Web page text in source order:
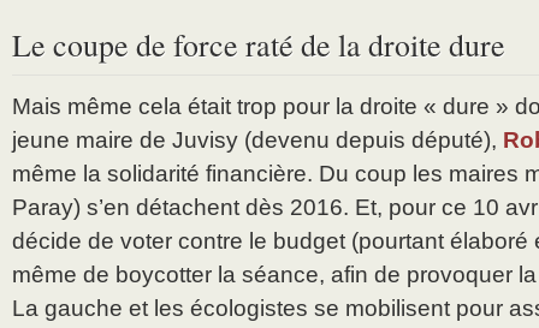
Le coupe de force raté de la droite dure
Mais même cela était trop pour la droite « dure »
jeune maire de Juvisy (devenu depuis député),
même la solidarité financière. Du coup les maires
Paray) s’en détachent dès 2016. Et, pour ce 10
décide de voter contre le budget (pourtant élaboré
même de boycotter la séance, afin de provoquer
La gauche et les écologistes se mobilisent pour